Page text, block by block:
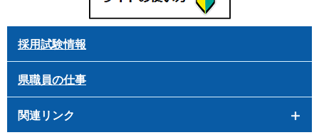
採用試験情報
県職員の仕事
関連リンク